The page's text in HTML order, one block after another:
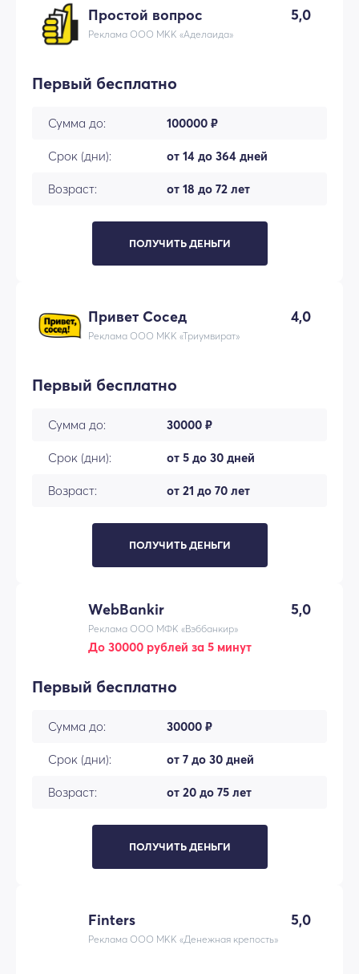
Простой вопрос 5,0
Реклама ООО МКК «Аделаида»
Первый бесплатно
Сумма до: 100000 ₽
Срок (дни): от 14 до 364 дней
Возраст: от 18 до 72 лет
ПОЛУЧИТЬ ДЕНЬГИ
Привет Сосед 4,0
Реклама ООО МКК «Триумвират»
Первый бесплатно
Сумма до: 30000 ₽
Срок (дни): от 5 до 30 дней
Возраст: от 21 до 70 лет
ПОЛУЧИТЬ ДЕНЬГИ
WebBankir 5,0
Реклама ООО МФК «Вэббанкир»
До 30000 рублей за 5 минут
Первый бесплатно
Сумма до: 30000 ₽
Срок (дни): от 7 до 30 дней
Возраст: от 20 до 75 лет
ПОЛУЧИТЬ ДЕНЬГИ
Finters 5,0
Реклама ООО МКК «Денежная крепость»